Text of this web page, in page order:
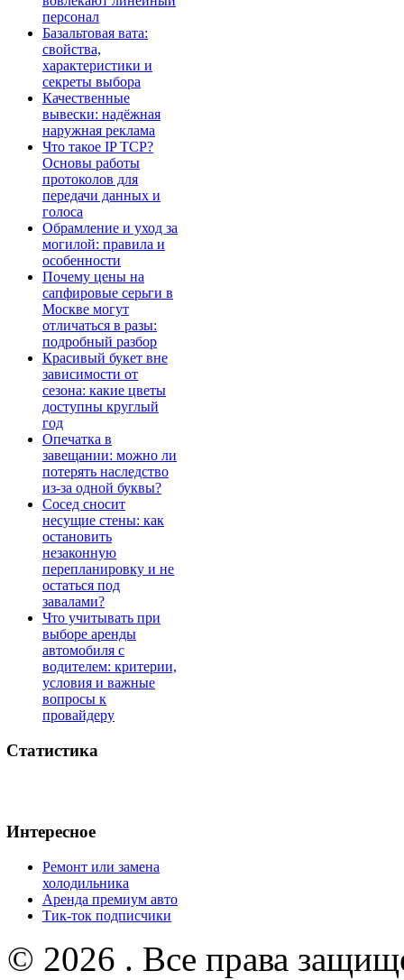
персонал
Базальтовая вата:
свойства,
характеристики и
секреты выбора
Качественные
вывески: надёжная
наружная реклама
Что такое IP TCP?
Основы работы
протоколов для
передачи данных и
голоса
Обрамление и уход за
могилой: правила и
особенности
Почему цены на
сапфировые серьги в
Москве могут
отличаться в разы:
подробный разбор
Красивый букет вне
зависимости от
сезона: какие цветы
доступны круглый
год
Опечатка в
завещании: можно ли
потерять наследство
из-за одной буквы?
Сосед сносит
несущие стены: как
остановить
незаконную
перепланировку и не
остаться под
завалами?
Что учитывать при
выборе аренды
автомобиля с
водителем: критерии,
условия и важные
вопросы к
провайдеру
Статистика
Интересное
Ремонт или замена
холодильника
Аренда премиум авто
Тик-ток подписчики
© 2026 . Все права